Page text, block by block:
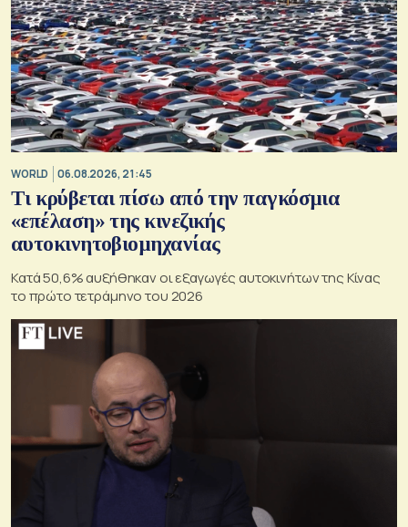
WORLD 06.08.2026, 21:45
Τι κρύβεται πίσω από την παγκόσμια
«επέλαση» της κινεζικής
αυτοκινητοβιομηχανίας
Κατά 50,6% αυξήθηκαν οι εξαγωγές αυτοκινήτων της Κίνας
το πρώτο τετράμηνο του 2026